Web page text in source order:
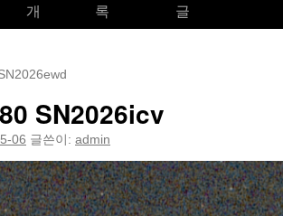
개 록 글
SN2026icv
06 글쓴이: admin